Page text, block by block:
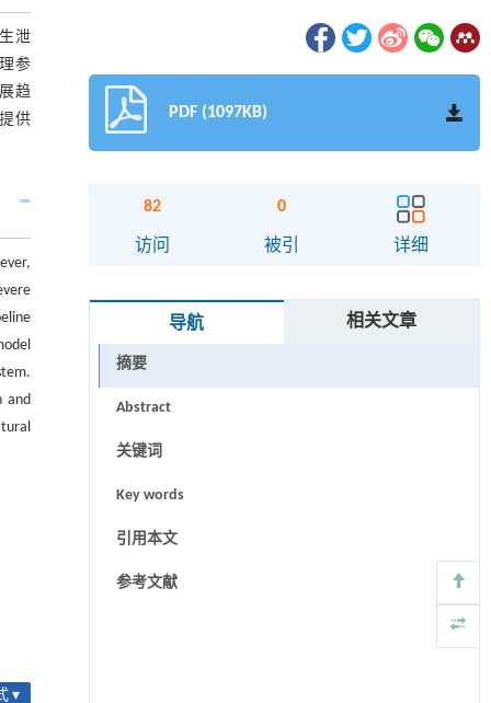
泄
参
趋
供
and
▾
PDF (1097KB)
82
访问
0
被引 详细
导航 相关文章
摘要
Abstract
关键词
Key words
引用本文
参考文献